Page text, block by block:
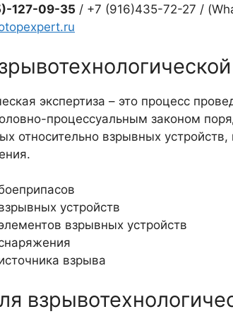
127-09-35 / +7 (916)435-72-27 /
экспертиза – это процесс
процессуальным законом
относительно взрывных
устройств
взрывных устройств
взрыва